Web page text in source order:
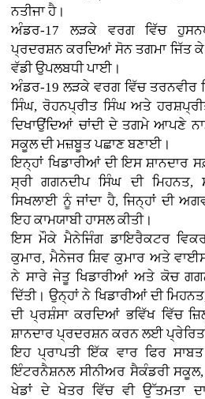
ਨਤੀਜਾ ਹੈ।
ਅੰਡਰ-17 ਲੜਕੇ ਵਰਗ ਵਿੱਚ
ਪ੍ਰਦਰਸ਼ਨ ਕਰਦਿਆਂ ਸੋਨ ਤਗਮਾ ਜਿੱਤ ਕੇ
ਵੱਡੀ ਉਪਲਬਧੀ ਪਾਈ।
ਅੰਡਰ-19 ਲੜਕੇ ਵਰਗ ਵਿੱਚ ਤਰਨਵੀਰ
ਸਿੰਘ, ਰੋਹਨਪ੍ਰੀਤ ਸਿੰਘ ਅਤੇ
ਦਿਖਾਉਂਦਿਆਂ ਚਾਂਦੀ ਦੇ ਤਗਮੇ ਆਪਣੇ
ਸਕੂਲ ਦੀ ਮਜ਼ਬੂਤ ਪਛਾਣ ਬਣਾਈ।
ਇਨ੍ਹਾਂ ਖਿਡਾਰੀਆਂ ਦੀ ਇਸ ਸ਼ਾਨਦਾਰ
ਸ੍ਰੀ ਗਗਨਦੀਪ ਸਿੰਘ ਦੀ
ਸਿਖਲਾਈ ਨੂੰ ਜਾਂਦਾ ਹੈ, ਜਿਨ੍ਹਾਂ ਦੀ
ਇਹ ਕਾਮਯਾਬੀ ਹਾਸਲ ਕੀਤੀ।
ਇਸ ਮੌਕੇ ਮੈਨੇਜਿੰਗ ਡਾਇਰੈਕਟਰ
ਕੁਮਾਰ, ਮੈਨੇਜਰ ਸ਼ਿਵ ਕੁਮਾਰ ਅਤੇ
ਨੇ ਸਾਰੇ ਜੇਤੂ ਖਿਡਾਰੀਆਂ ਅਤੇ ਕੋਚ
ਦਿੱਤੀ। ਉਨ੍ਹਾਂ ਨੇ ਖਿਡਾਰੀਆਂ ਦੀ
ਦੀ ਪ੍ਰਸ਼ੰਸਾ ਕਰਦਿਆਂ ਭਵਿੱਖ ਵਿੱਚ
ਸ਼ਾਨਦਾਰ ਪ੍ਰਦਰਸ਼ਨ ਕਰਨ ਲਈ ਪ੍ਰੇਰਿਤ
ਇਹ ਪ੍ਰਾਪਤੀ ਇੱਕ ਵਾਰ ਫਿਰ
ਇੰਟਰਨੈਸ਼ਨਲ ਸੀਨੀਅਰ ਸੈਕੰਡਰੀ ਸਕੂਲ,
ਖੇਡਾਂ ਦੇ ਖੇਤਰ ਵਿੱਚ ਵੀ ਉੱਤਮਤਾ